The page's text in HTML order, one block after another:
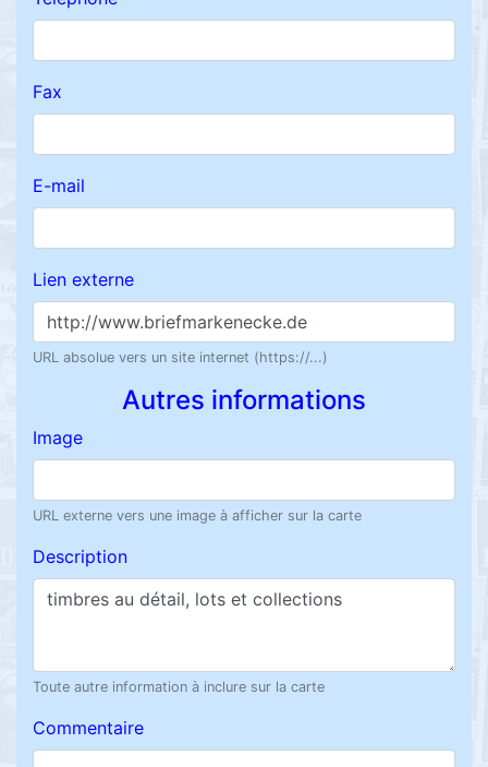
Fax
E-mail
Lien externe
URL absolue vers un site internet (https://...)
Autres informations
Image
URL externe vers une image à afficher sur la carte
Description
Toute autre information à inclure sur la carte
Commentaire